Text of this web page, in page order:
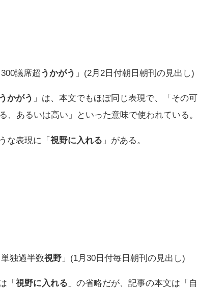
300議席超 うかがう 」(2月2日付朝日朝刊の見出し)
うかがう 」は、本文でもほぼ同じ表現で、「その可
、あるいは高い」といった意味で使われている。
な表現に「視野に入れる 」がある。
単独過半数視野 」(1月30日付毎日朝刊の見出し)
「視野に入れる 」の省略だが、記事の本文は「自